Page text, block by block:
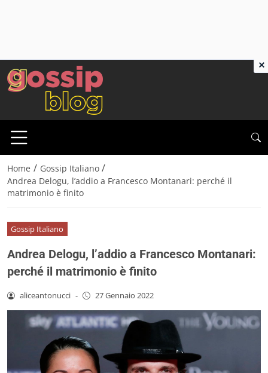
Home / Gossip Italiano /
Andrea Delogu, l’addio a Francesco Montanari: perché il
matrimonio è finito
Gossip Italiano
Andrea Delogu, l’addio a Francesco Montanari:
perché il matrimonio è finito
aliceantonucci - 27 Gennaio 2022
×